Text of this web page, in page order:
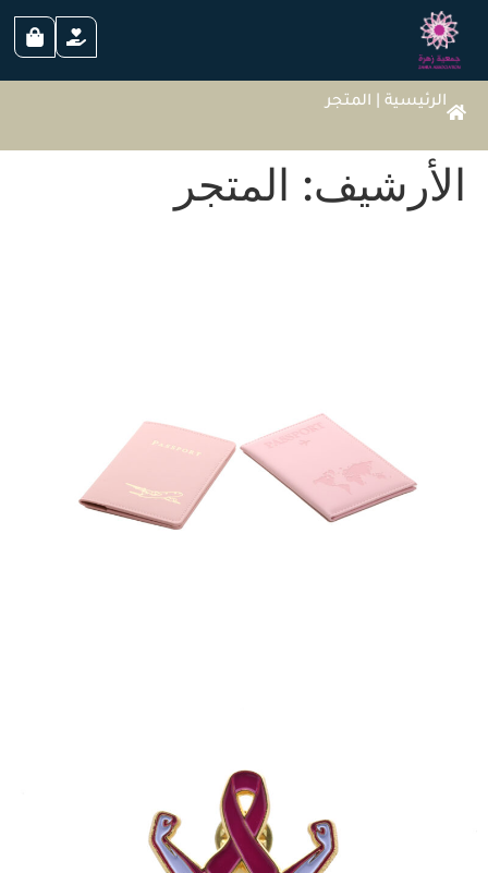
الرئيسية المتجر
الأرشيف: المتجر